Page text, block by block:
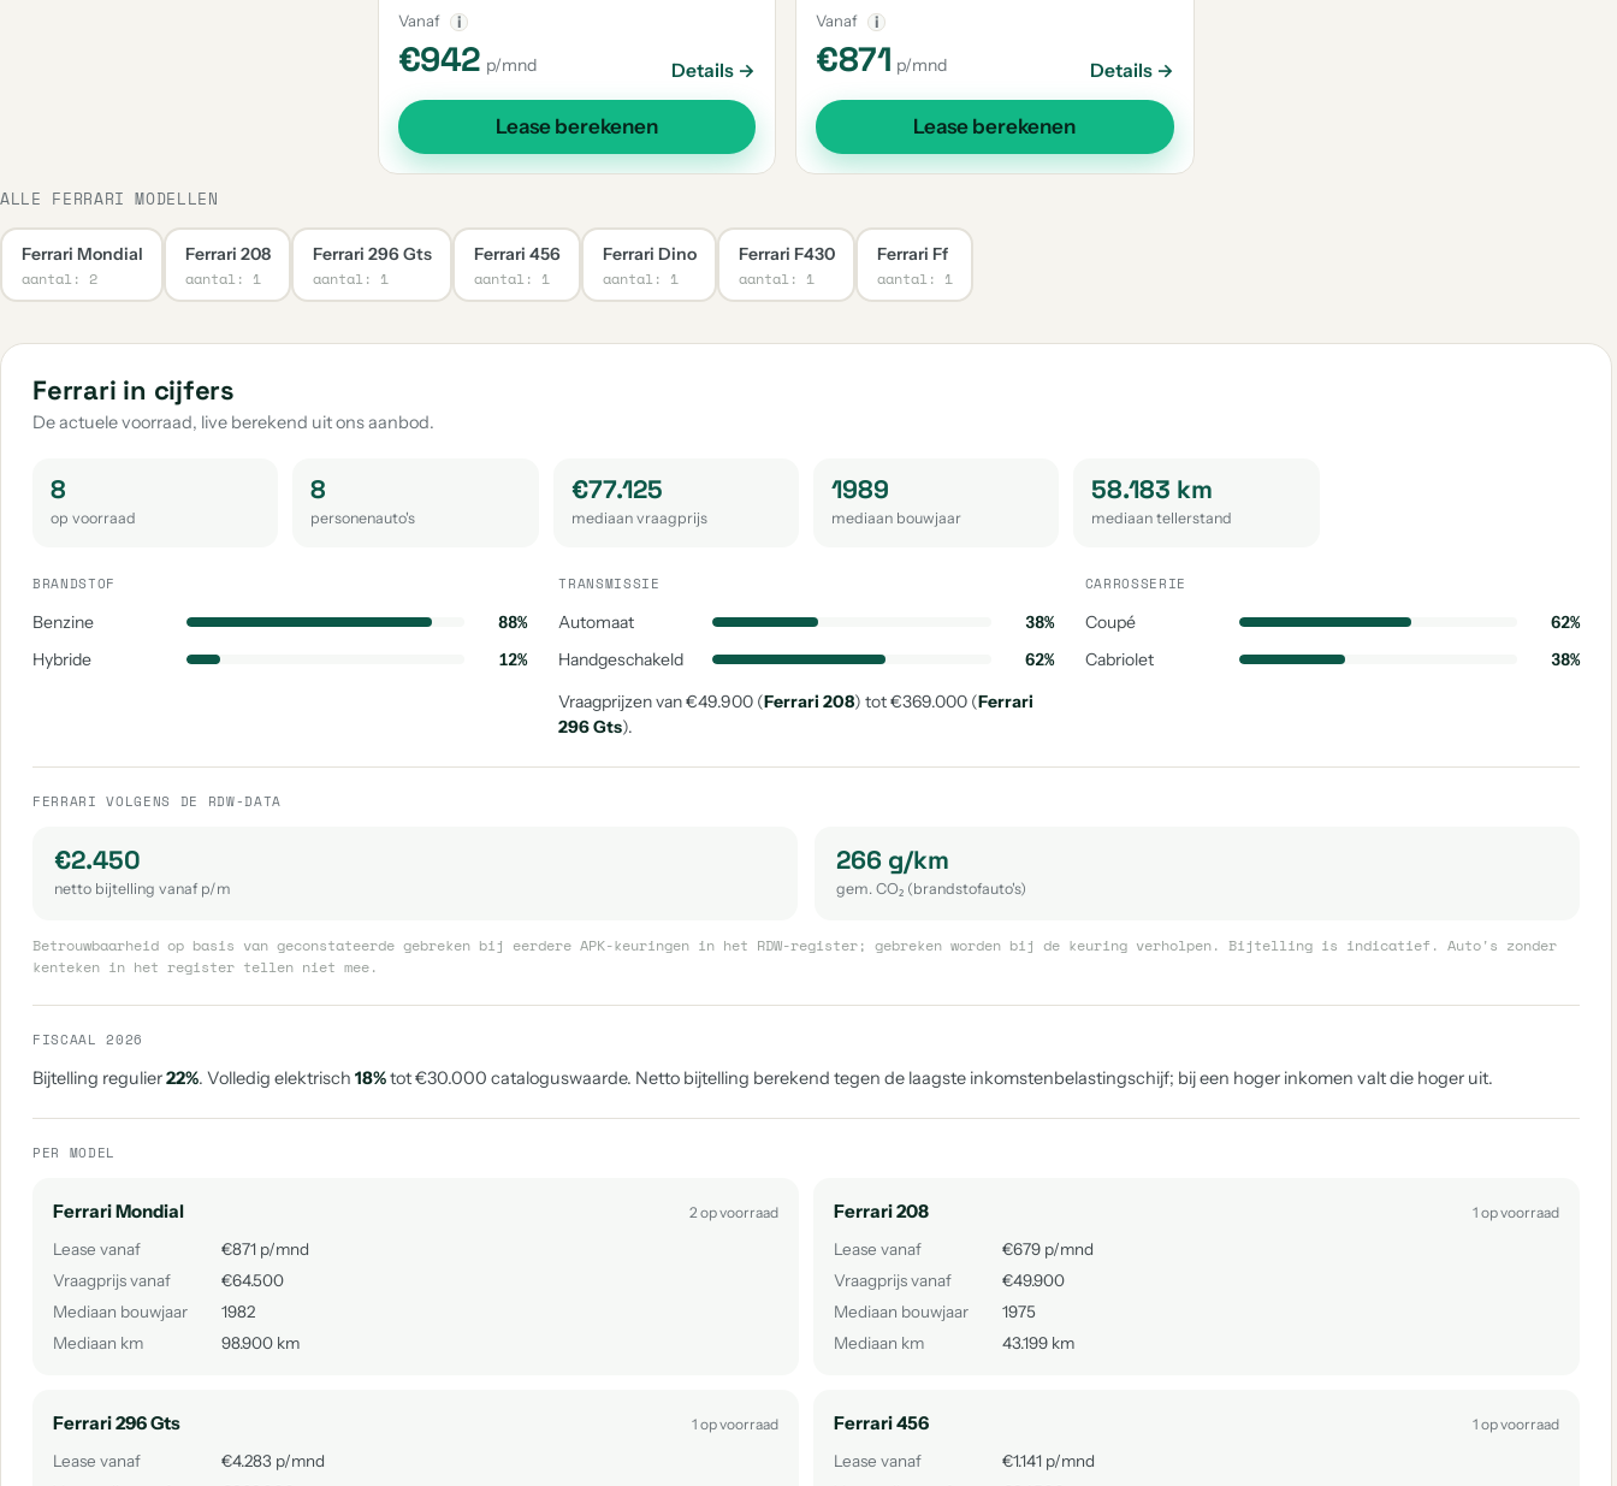
Vanaf i
€942 p/mnd Details →
Lease berekenen
Vanaf i
€871 p/mnd Details →
Lease berekenen
ALLE FERRARI MODELLEN
Ferrari Mondial
aantal: 2
Ferrari 208
aantal: 1
Ferrari 296 Gts
aantal: 1
Ferrari 456
aantal: 1
Ferrari Dino
aantal: 1
Ferrari F430
aantal: 1
Ferrari Ff
aantal: 1
Ferrari in cijfers
De actuele voorraad, live berekend uit ons aanbod.
8
op voorraad
8
personenauto's
€77.125
mediaan vraagprijs
1989
mediaan bouwjaar
58.183 km
mediaan tellerstand
BRANDSTOF
Benzine
88%
Hybride
12%
TRANSMISSIE
Automaat
38%
Handgeschakeld
62%
Vraagprijzen van €49.900 (Ferrari 208) tot €369.000 (Ferrari
296 Gts).
CARROSSERIE
Coupé
62%
Cabriolet
38%
FERRARI VOLGENS DE RDW-DATA
€2.450
netto bijtelling vanaf p/m
266 g/km
gem. CO₂ (brandstofauto's)
Betrouwbaarheid op basis van geconstateerde gebreken bij eerdere APK-keuringen in het RDW-register; gebreken worden bij de keuring verholpen. Bijtelling is indicatief. Auto's zonder
kenteken in het register tellen niet mee.
FISCAAL 2026
Bijtelling regulier22%. Volledig elektrisch 18%tot €30.000 cataloguswaarde. Netto bijtelling berekend tegen de laagste inkomstenbelastingschijf; bij een hoger inkomen valt die hoger uit.
PER MODEL
Ferrari Mondial 2 op voorraad
Lease vanaf
€871 p/mnd
Vraagprijs vanaf
€64.500
Mediaan bouwjaar
1982
Mediaan km
98.900 km
Ferrari 208 1 op voorraad
Lease vanaf
€679 p/mnd
Vraagprijs vanaf
€49.900
Mediaan bouwjaar
1975
Mediaan km
43.199 km
Ferrari 296 Gts 1 op voorraad
Lease vanaf
€4.283 p/mnd
Ferrari 456 1 op voorraad
Lease vanaf
€1.141 p/mnd